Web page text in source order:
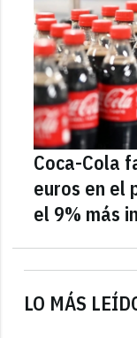
LO MÁS
Coca-Cola
euros en el
el 9% más